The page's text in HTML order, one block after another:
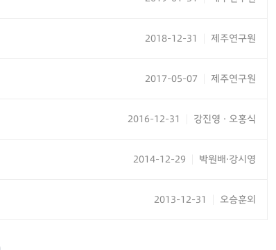
2018-12-31 제주연구원
2017-05-07 제주연구원
2016-12-31 강진영 · 오홍식
2014-12-29 박원배·강시영
2013-12-31 오승훈외